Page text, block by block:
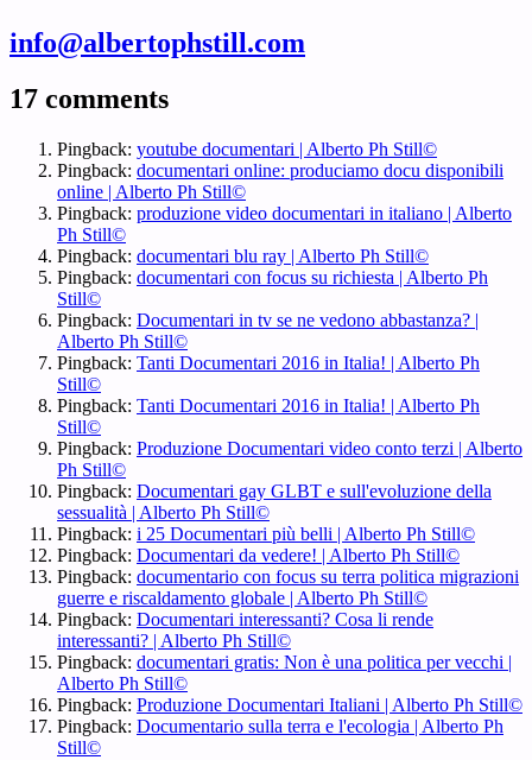
info@albertophstill.com
17 comments
Pingback: youtube documentari | Alberto Ph Still©
Pingback: documentari online: produciamo docu disponibili
online | Alberto Ph Still©
Pingback: produzione video documentari in italiano | Alberto
Ph Still©
Pingback: documentari blu ray | Alberto Ph Still©
Pingback: documentari con focus su richiesta | Alberto Ph
Still©
Pingback: Documentari in tv se ne vedono abbastanza? |
Alberto Ph Still©
Pingback: Tanti Documentari 2016 in Italia! | Alberto Ph
Still©
Pingback: Tanti Documentari 2016 in Italia! | Alberto Ph
Still©
Pingback: Produzione Documentari video conto terzi | Alberto
Ph Still©
Pingback: Documentari gay GLBT e sull'evoluzione della
sessualità | Alberto Ph Still©
Pingback: i 25 Documentari più belli | Alberto Ph Still©
Pingback: Documentari da vedere! | Alberto Ph Still©
Pingback: documentario con focus su terra politica migrazioni
guerre e riscaldamento globale | Alberto Ph Still©
Pingback: Documentari interessanti? Cosa li rende
interessanti? | Alberto Ph Still©
Pingback: documentari gratis: Non è una politica per vecchi |
Alberto Ph Still©
Pingback: Produzione Documentari Italiani | Alberto Ph Still©
Pingback: Documentario sulla terra e l'ecologia | Alberto Ph
Still©